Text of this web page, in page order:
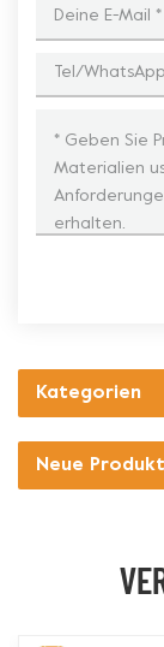
Kategorien
Neue